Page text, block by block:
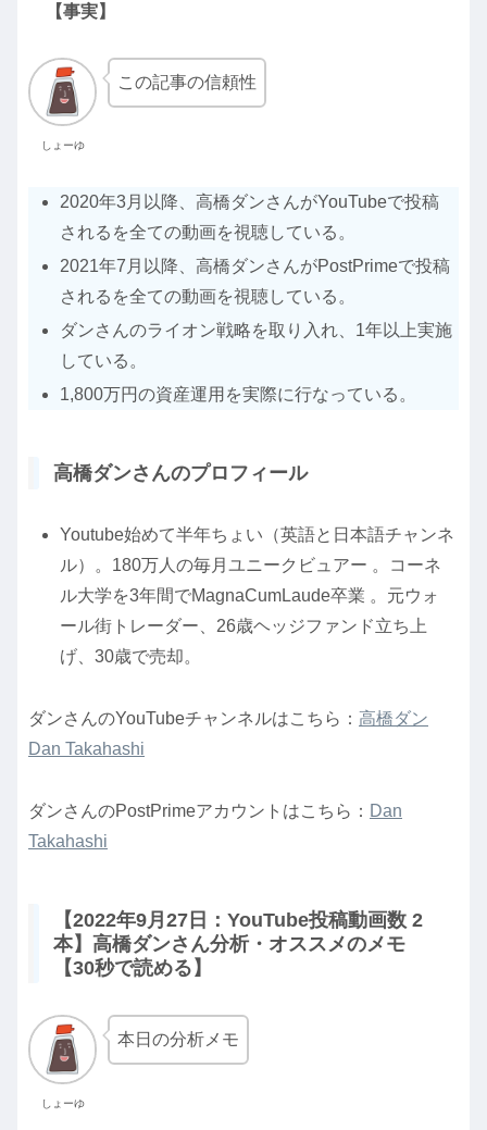
【事実】
しょーゆ
この記事の信頼性
2020年3月以降、高橋ダンさんがYouTubeで投稿
されるを全ての動画を視聴している。
2021年7月以降、高橋ダンさんがPostPrimeで投稿
されるを全ての動画を視聴している。
ダンさんのライオン戦略を取り入れ、1年以上実施
している。
1,800万円の資産運用を実際に行なっている。
高橋ダンさんのプロフィール
Youtube始めて半年ちょい（英語と日本語チャンネ
ル）。180万人の毎月ユニークビュアー 。コーネ
ル大学を3年間でMagnaCumLaude卒業 。元ウォ
ール街トレーダー、26歳ヘッジファンド立ち上
げ、30歳で売却。
ダンさんのYouTubeチャンネルはこちら： 高橋ダン
Dan Takahashi
ダンさんのPostPrimeアカウントはこちら： Dan
Takahashi
【2022年9月27日：YouTube投稿動画数 2
本】高橋ダンさん分析・オススメのメモ
【30秒で読める】
しょーゆ
本日の分析メモ